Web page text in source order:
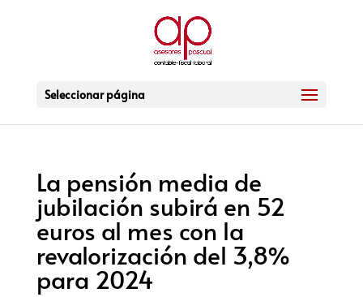
Seleccionar página
La pensión media de
jubilación subirá en 52
euros al mes con la
revalorización del 3,8%
para 2024